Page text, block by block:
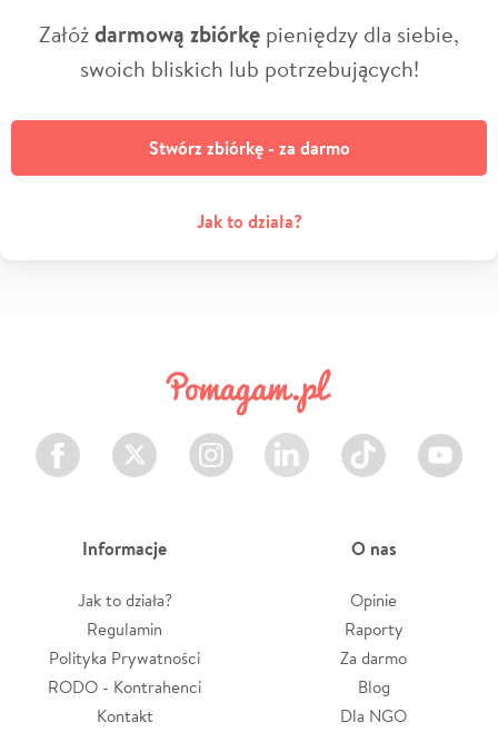
Załóżdarmową zbiórkę pieniędzy dla siebie,
swoich bliskich lub potrzebujących!
Stwórz zbiórkę - za darmo
Jak to działa?
Facebook Twitter Instagram LinkedIn TikTok Youtube
Informacje
Jak to działa?
Regulamin
Polityka Prywatności
RODO - Kontrahenci
Kontakt
O nas
Opinie
Raporty
Za darmo
Blog
Dla NGO